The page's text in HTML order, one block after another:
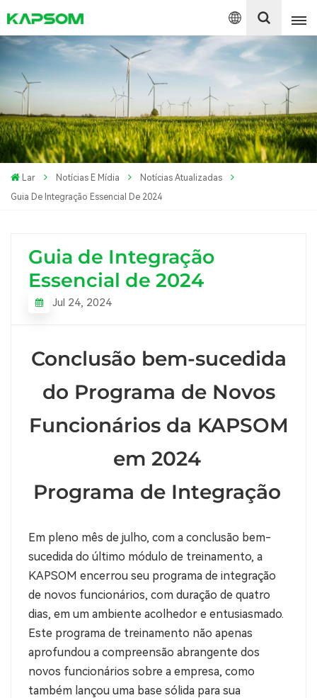
English
Español
Polski
Lar Notícias E Mídia
Notícias Atualizadas
Guia De Integração Essencial De 2024
Guia de Integração
Essencial de 2024
Jul 24, 2024
Conclusão bem-sucedida
do Programa de Novos
Funcionários da KAPSOM
em 2024
Programa de Integração
Em pleno mês de julho, com a conclusão bem-
sucedida do último módulo de treinamento, a
KAPSOM encerrou seu programa de integração
de novos funcionários, com duração de quatro
dias, em um ambiente acolhedor e entusiasmado.
Este programa de treinamento não apenas
aprofundou a compreensão abrangente dos
novos funcionários sobre a empresa, como
também lançou uma base sólida para sua